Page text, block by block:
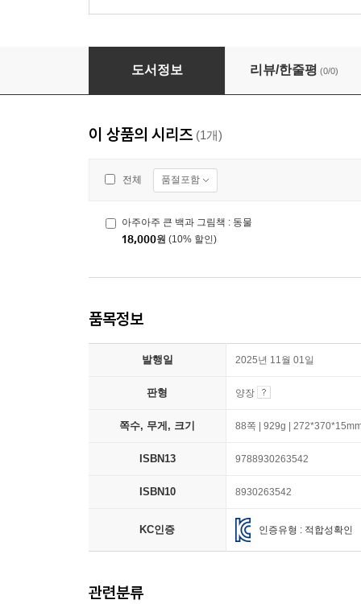
아주아주 큰 백과 그림책 : 동물
도서정보 리뷰/한줄평 (0/0)
이 상품의 시리즈 (1개)
전체 품절포함
아주아주 큰 백과 그림책 : 동물
18,000원 (10% 할인)
품목정보
발행일 2025년 11월 01일
판형 양장
쪽수, 무게, 크기 88쪽 | 929g |
ISBN13 9788930263542
ISBN10 8930263542
KC인증 인증유형 : 적합성확인
관련분류